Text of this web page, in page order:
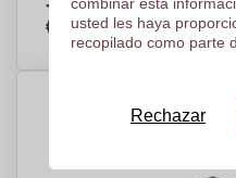
€2,97 Por pieza, base
usted les haya
recopilado como parte
Rechazar